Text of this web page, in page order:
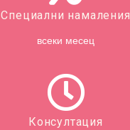
Специални намаления
всеки месец
Консултация